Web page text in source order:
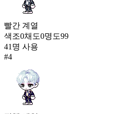
빨간 계열
색조0채도0명도99
41 명 사용
#4